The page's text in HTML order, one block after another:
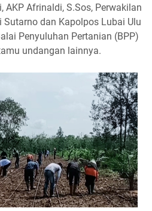
AKP Afrinaldi, S.Sos, Perwakilan
dan Kapolpos Lubai Ulu
Penyuluhan Pertanian (BPP)
undangan lainnya.